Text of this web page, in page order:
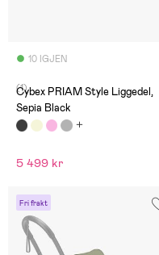
10 IGJEN
(1)
Cybex PRIAM Style Liggedel,
Sepia Black
5 499 kr
Fri frakt